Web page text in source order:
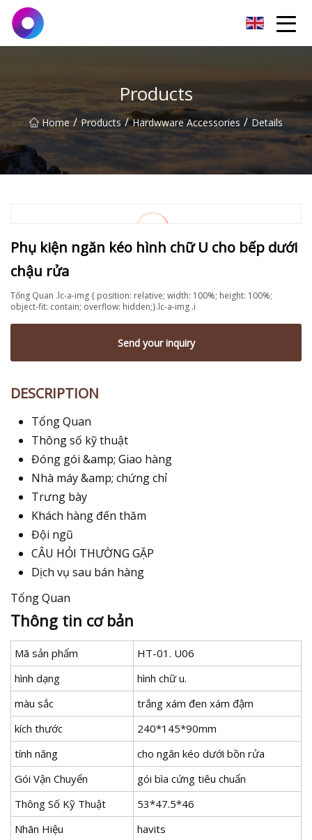
Products
Home / Products / Hardwware Accessories / Details
Phụ kiện ngăn kéo hình chữ U cho bếp dưới
chậu rửa
Tổng Quan .lc-a-img { position: relative; width: 100%; height: 100%;
object-fit: contain; overflow: hidden;}.lc-a-img .i
Send your inquiry
DESCRIPTION
Tổng Quan
Thông số kỹ thuật
Đóng gói &amp; Giao hàng
Nhà máy &amp; chứng chỉ
Trưng bày
Khách hàng đến thăm
Đội ngũ
CÂU HỎI THƯỜNG GẶP
Dịch vụ sau bán hàng
Tổng Quan
Thông tin cơ bản
Mã sản phẩm
HT-01. U06
hình dạng
hình chữ u.
màu sắc
trắng xám đen xám đậm
kích thước
240*145*90mm
tính năng
cho ngăn kéo dưới bồn rửa
Gói Vận Chuyển
gói bìa cứng tiêu chuẩn
Thông Số Kỹ Thuật
53*47.5*46
Nhãn Hiệu
havits